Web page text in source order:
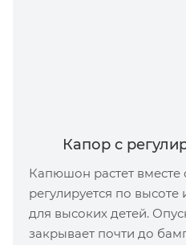
Капор с
Капюшон растет
регулируется по
для высоких детей.
закрывает почти до